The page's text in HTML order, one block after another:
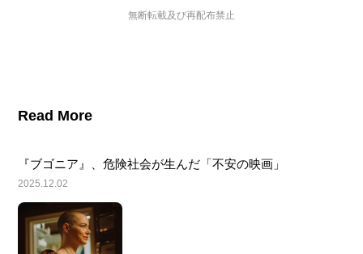
無断転載及び再配布禁止
Read More
『ブゴニア』、危険社会が生んだ「不安の映画」
2025.12.02